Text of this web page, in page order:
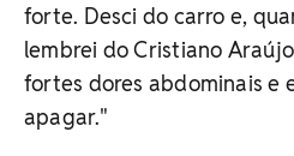
forte. Desci do carro e,
lembrei do Cristiano
fortes dores abdominais e
apagar."